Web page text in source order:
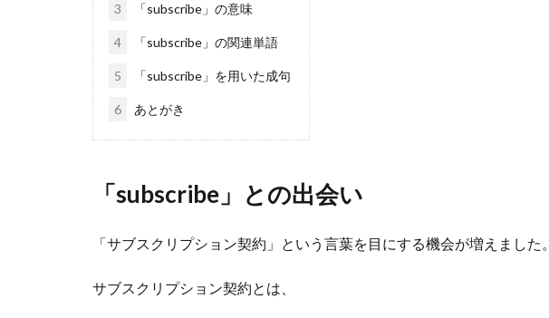
3 「subscribe」の意味
4 「subscribe」の関連単語
5 「subscribe」を用いた成句
6 あとがき
「subscribe」との出会い
「サブスクリプション契約」という言葉を目にする機会が増えました。
サブスクリプション契約とは、